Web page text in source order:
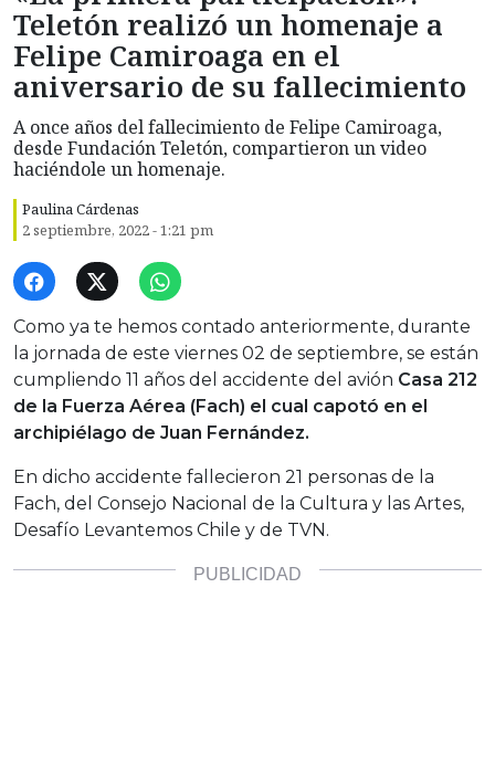
Teletón realizó un homenaje a
Felipe Camiroaga en el
aniversario de su fallecimiento
A once años del fallecimiento de Felipe Camiroaga,
desde Fundación Teletón, compartieron un video
haciéndole un homenaje.
Paulina Cárdenas
2 septiembre, 2022 - 1:21 pm
Como ya te hemos contado anteriormente, durante
la jornada de este viernes 02 de septiembre, se están
cumpliendo 11 años del accidente del avión Casa 212
de la Fuerza Aérea (Fach) el cual capotó en el
archipiélago de Juan Fernández.
En dicho accidente fallecieron 21 personas de la
Fach, del Consejo Nacional de la Cultura y las Artes,
Desafío Levantemos Chile y de TVN.